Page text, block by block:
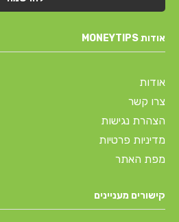
אודות MONEYTIPS
אודות
צרו קשר
הצהרת נגישות
מדיניות פרטיות
מפת האתר
קישורים מעניינים